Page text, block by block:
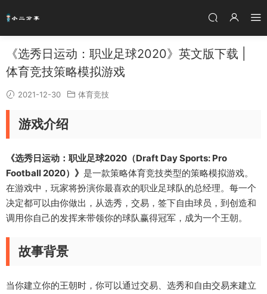
《选秀日运动：职业足球2020》英文版下载 |
体育竞技策略模拟游戏
2021-12-30 体育竞技
游戏介绍
《选秀日运动：职业足球2020（Draft Day Sports: Pro
Football 2020）》 是一款策略体育竞技类型的策略模拟游戏。
在游戏中，玩家将扮演你最喜欢的职业足球队的总经理。每一个
决定都可以由你做出，从选秀，交易，签下自由球员，到创造和
调用你自己的发挥来带领你的球队赢得冠军，成为一个王朝。
故事背景
当你建立你的王朝时，你可以通过交易、选秀和自由交易来建立